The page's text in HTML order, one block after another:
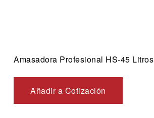
Amasadora Profesional HS-45 Litros
Añadir a Cotización